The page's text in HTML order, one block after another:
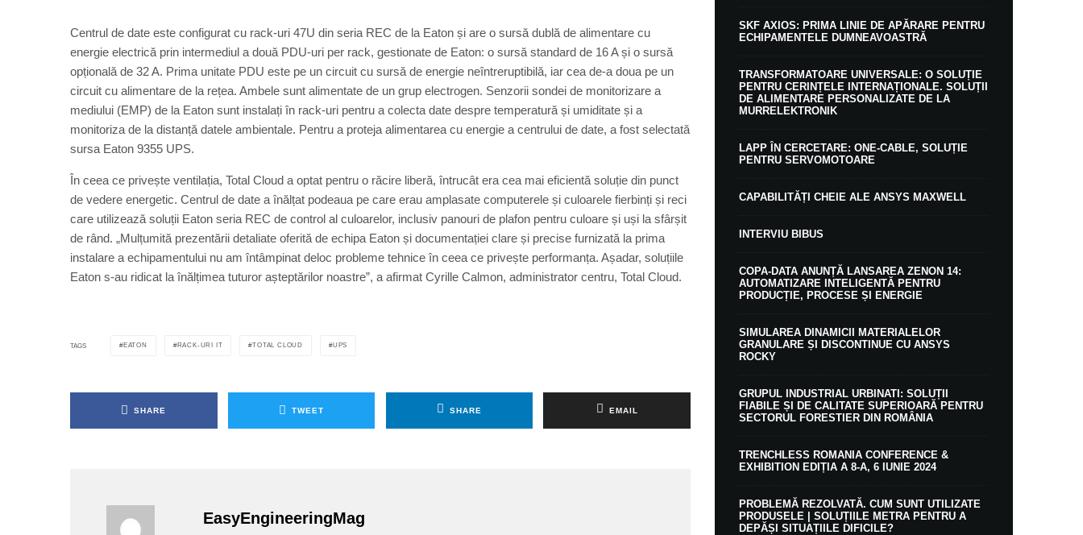
Centrul de date este configurat cu rack-uri 47U din seria REC de la Eaton și are o sursă dublă de alimentare cu
energie electrică prin intermediul a două PDU-uri per rack, gestionate de Eaton: o sursă standard de 16 A și o sursă
opțională de 32 A. Prima unitate PDU este pe un circuit cu sursă de energie neîntreruptibilă, iar cea de-a doua pe un
circuit cu alimentare de la rețea. Ambele sunt alimentate de un grup electrogen. Senzorii sondei de monitorizare a
mediului (EMP) de la Eaton sunt instalați în rack-uri pentru a colecta date despre temperatură și umiditate și a
monitoriza de la distanță datele ambientale. Pentru a proteja alimentarea cu energie a centrului de date, a fost selectată
sursa Eaton 9355 UPS.
În ceea ce privește ventilația, Total Cloud a optat pentru o răcire liberă, întrucât era cea mai eficientă soluție din punct
de vedere energetic. Centrul de date a înălțat podeaua pe care erau amplasate computerele și culoarele fierbinți și reci
care utilizează soluții Eaton seria REC de control al culoarelor, inclusiv panouri de plafon pentru culoare și uși la sfârșit
de rând. „Mulțumită prezentării detaliate oferită de echipa Eaton și documentației clare și precise furnizată la prima
instalare a echipamentului nu am întâmpinat deloc probleme tehnice în ceea ce privește performanța. Așadar, soluțiile
Eaton s-au ridicat la înălțimea tuturor așteptărilor noastre”, a afirmat Cyrille Calmon, administrator centru, Total Cloud.
TAGS EATON RACK-URI IT TOTAL CLOUD UPS
SHARE TWEET SHARE EMAIL
EasyEngineeringMag
SKF AXIOS: PRIMA LINIE DE APĂRARE PENTRU
ECHIPAMENTELE DUMNEAVOASTRĂ
TRANSFORMATOARE UNIVERSALE: O SOLUȚIE
PENTRU CERINȚELE INTERNAȚIONALE. SOLUȚII
DE ALIMENTARE PERSONALIZATE DE LA
MURRELEKTRONIK
LAPP ÎN CERCETARE: ONE-CABLE, SOLUȚIE
PENTRU SERVOMOTOARE
CAPABILITĂȚI CHEIE ALE ANSYS MAXWELL
INTERVIU BIBUS
COPA-DATA ANUNȚĂ LANSAREA ZENON 14:
AUTOMATIZARE INTELIGENTĂ PENTRU
PRODUCȚIE, PROCESE ȘI ENERGIE
SIMULAREA DINAMICII MATERIALELOR
GRANULARE ȘI DISCONTINUE CU ANSYS
ROCKY
GRUPUL INDUSTRIAL URBINATI: SOLUȚII
FIABILE ȘI DE CALITATE SUPERIOARĂ PENTRU
SECTORUL FORESTIER DIN ROMÂNIA
TRENCHLESS ROMANIA CONFERENCE &
EXHIBITION EDIȚIA A 8-A, 6 IUNIE 2024
PROBLEMĂ REZOLVATĂ. CUM SUNT UTILIZATE
PRODUSELE | SOLUȚIILE METRA PENTRU A
DEPĂȘI SITUAȚIILE DIFICILE?